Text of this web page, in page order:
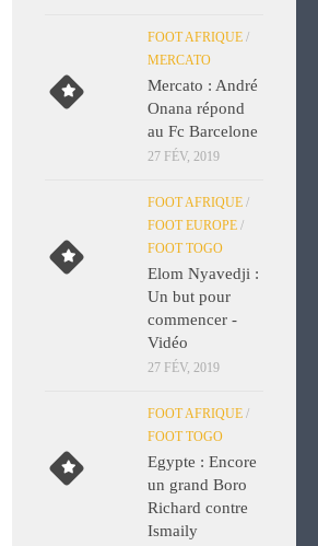
FOOT AFRIQUE /
MERCATO
Mercato : André
Onana répond
au Fc Barcelone
27 FÉV, 2019
FOOT AFRIQUE /
FOOT EUROPE /
FOOT TOGO
Elom Nyavedji :
Un but pour
commencer -
Vidéo
27 FÉV, 2019
FOOT AFRIQUE /
FOOT TOGO
Egypte : Encore
un grand Boro
Richard contre
Ismaily